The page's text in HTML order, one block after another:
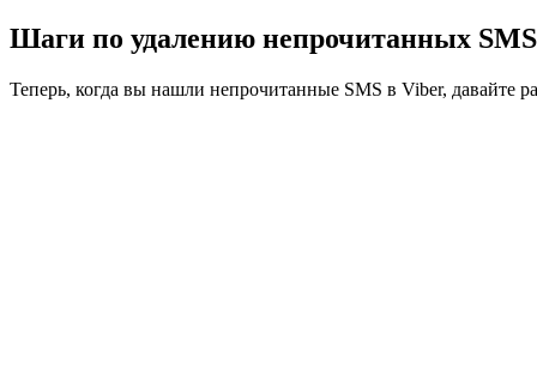
Шаги по удалению непрочитанных
Теперь, когда вы нашли непрочитанные SMS в Viber, давайте